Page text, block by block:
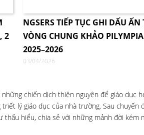
2
NGSERS TIẾP TỤC GHI DẤU ẤN
VÒNG CHUNG KHẢO
2025–2026
03/04/2026
chiến dịch thiện nguyện để giáo dục
lý giáo dục của nhà trường. Sau chuyến
hiểu, chia sẻ với những mảnh đời kém